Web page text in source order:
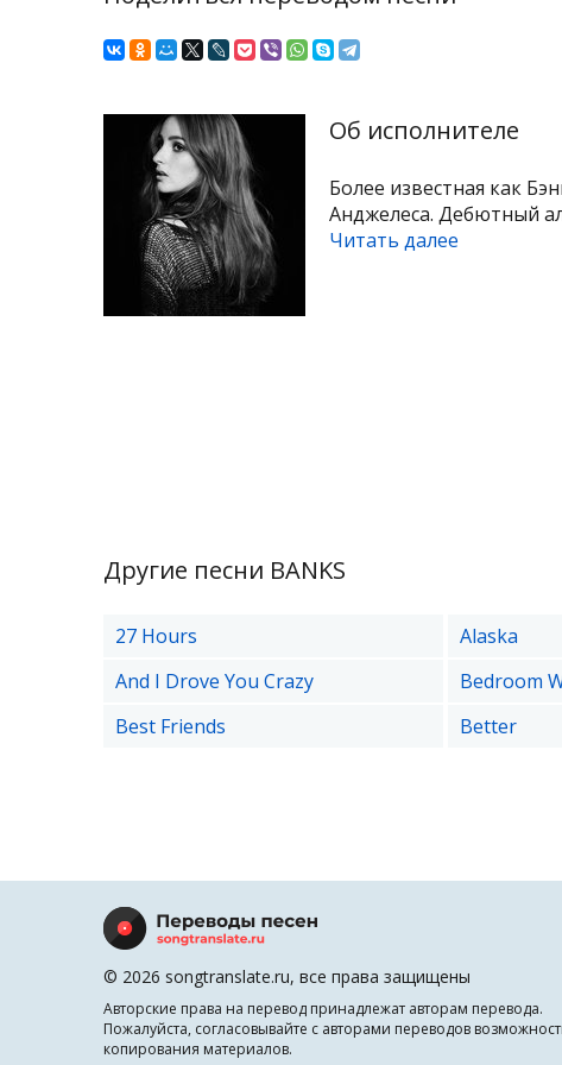
Об исполнителе
Более известная как
Анджелеса. Дебютный
Читать далее
Другие песни BANKS
27 Hours Alaska
And I Drove You Crazy
Bedroom
Best Friends
Better
© 2026 songtranslate.ru, все права защищены
Авторские права на перевод принадлежат авторам перевода.
Пожалуйста, согласовывайте с авторами переводов
копирования материалов.